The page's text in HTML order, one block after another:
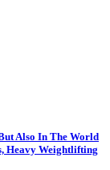
Also In The World
Heavy Weightlifting